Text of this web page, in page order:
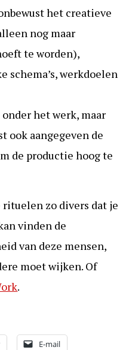
het creatieve
nog maar
te worden),
schema’s, werkdoelen
het werk, maar
ook aangegeven de
de productie hoog te
zo divers dat je
vinden de
van deze mensen,
moet wijken. Of
.
E-mail